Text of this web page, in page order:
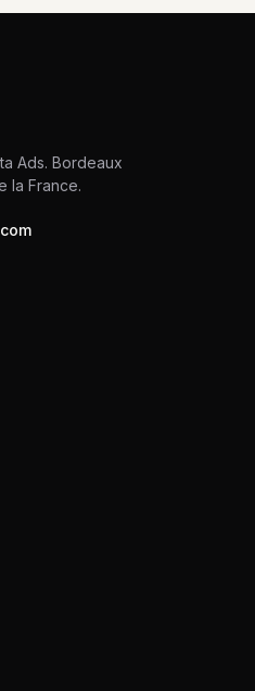
Ads. Bordeaux
la France.